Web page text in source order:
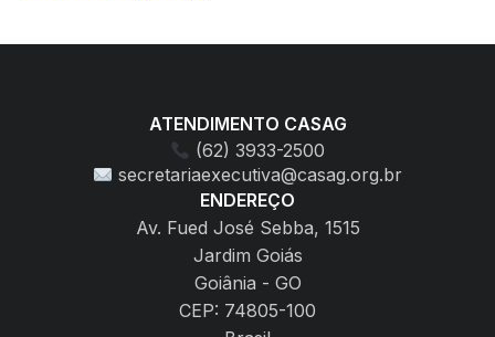
ATENDIMENTO CASAG
(62) 3933-2500
secretariaexecutiva@casag.org.br
ENDEREÇO
Av. Fued José Sebba, 1515
Jardim Goiás
Goiânia - GO
CEP: 74805-100